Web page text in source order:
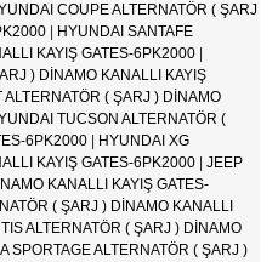
COUPE ALTERNATÖR ( ŞARJ
HYUNDAI SANTAFE
KAYIŞ GATES-6PK2000
) DİNAMO KANALLI KAYIŞ
ALTERNATÖR ( ŞARJ ) DİNAMO
TUCSON ALTERNATÖR (
6PK2000
HYUNDAI XG
KAYIŞ GATES-6PK2000
JEEP
KANALLI KAYIŞ GATES-
( ŞARJ ) DİNAMO KANALLI
ALTERNATÖR ( ŞARJ ) DİNAMO
SPORTAGE ALTERNATÖR ( ŞARJ )